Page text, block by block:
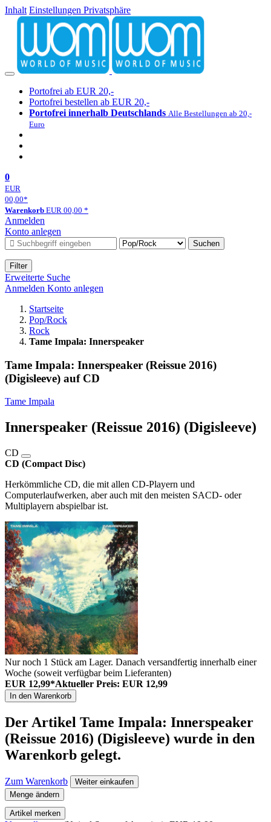
Inhalt Einstellungen Privatsphäre
Portofrei ab EUR 20,-
Portofrei bestellen ab EUR 20,-
Portofrei innerhalb Deutschlands Alle Bestellungen ab 20,-
Euro
0
EUR
00,00*
Warenkorb EUR 00,00 *
Anmelden
Konto anlegen
Suchen
Filter
Erweiterte Suche
Anmelden Konto anlegen
Startseite
Pop/Rock
Rock
Tame Impala: Innerspeaker
Tame Impala: Innerspeaker (Reissue 2016)
(Digisleeve) auf CD
Tame Impala
Innerspeaker (Reissue 2016) (Digisleeve)
CD
CD (Compact Disc)
Herkömmliche CD, die mit allen CD-Playern und
Computerlaufwerken, aber auch mit den meisten SACD- oder
Multiplayern abspielbar ist.
Nur noch 1 Stück am Lager. Danach versandfertig innerhalb einer
Woche (soweit verfügbar beim Lieferanten)
EUR 12,99*Aktueller Preis: EUR 12,99
In den Warenkorb
Der Artikel Tame Impala: Innerspeaker
(Reissue 2016) (Digisleeve) wurde in den
Warenkorb gelegt.
Zum Warenkorb
Weiter einkaufen
Menge ändern
Artikel merken